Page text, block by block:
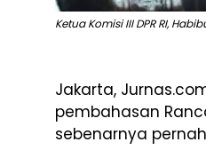
Ketua Komisi III DPR RI,
Jakarta,
pembahasan
sebenarnya